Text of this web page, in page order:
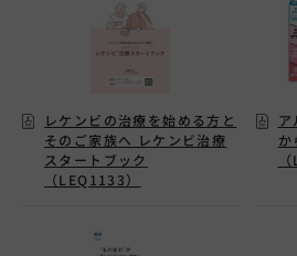
指導箋発送依頼
レケンビの治療を始める方と
そのご家族へ レケンビ治療
スタートブック
（LEQ1133）
ア
か